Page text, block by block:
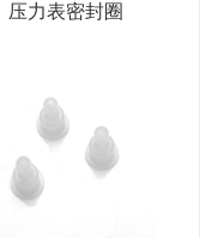
压力表密封圈